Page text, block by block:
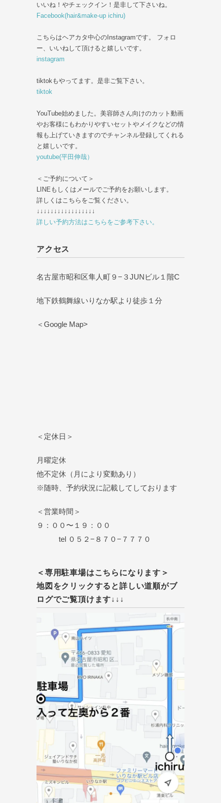
いいね！やチェックイン！是非して下さいね。
Facebook(hair&make-up ichiru)
こちらはヘアカタ中心のInstagramです。 フォロ
ー、いいねして頂けると嬉しいです。
instagram
tiktokもやってます。是非ご覧下さい。
tiktok
YouTube始めました。美容師さん向けのカット動画
やお客様にもわかりやすいセットやメイクなどの情
報も上げていきますのでチャンネル登録してくれる
と嬉しいです。
youtube(平田伸哉）
＜ご予約について＞
LINEもしくはメールでご予約をお願いします。
詳しくはこちらをご覧ください。
↓↓↓↓↓↓↓↓↓↓↓↓↓↓↓↓↓
詳しい予約方法はこちらをご参考下さい。
アクセス
名古屋市昭和区隼人町９−３JUNビル１階C
地下鉄鶴舞線いりなか駅より徒歩１分
＜Google Map>
＜定休日＞
月曜定休
他不定休（月により変動あり）
※随時、予約状況に記載してしております
＜営業時間＞
９：００〜１９：００
tel ０５２−８７０−７７７０
＜専用駐車場はこちらになります＞
地図をクリックすると詳しい道順がブ
ログでご覧頂けます↓↓↓